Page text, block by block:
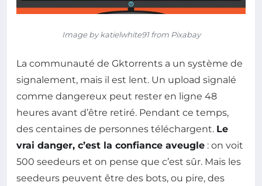
Image by katielwhite91 from Pixabay
La communauté de Gktorrents a un système de
signalement, mais il est lent. Un upload signalé
comme dangereux peut rester en ligne 48
heures avant d’être retiré. Pendant ce temps,
des centaines de personnes téléchargent. Le
vrai danger, c’est la confiance aveugle : on voit
500 seedeurs et on pense que c’est sûr. Mais les
seedeurs peuvent être des bots, ou pire, des